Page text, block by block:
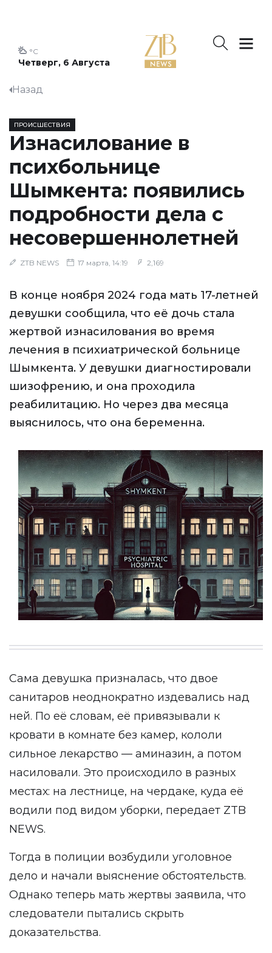
Четверг, 6 Августа
°C
Назад
ПРОИСШЕСТВИЯ
Изнасилование в
психбольнице
Шымкента: появились
подробности дела с
несовершеннолетней
ZTB NEWS 17 марта, 14:19 2,169
В конце ноября 2024 года мать 17-летней
девушки сообщила, что её дочь стала
жертвой изнасилования во время
лечения в психиатрической больнице
Шымкента. У девушки диагностировали
шизофрению, и она проходила
реабилитацию. Но через два месяца
выяснилось, что она беременна.
Сама девушка призналась, что двое
санитаров неоднократно издевались над
ней. По её словам, её привязывали к
кровати в комнате без камер, кололи
сильное лекарство — аминазин, а потом
насиловали. Это происходило в разных
местах: на лестнице, на чердаке, куда её
водили под видом уборки, передает ZTB
NEWS.
Тогда в полиции возбудили уголовное
дело и начали выяснение обстоятельств.
Однако теперь мать жертвы заявила, что
следователи пытались скрыть
доказательства.